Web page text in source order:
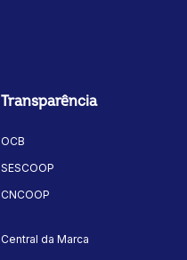
Transparência
OCB
SESCOOP
CNCOOP
Central da Marca